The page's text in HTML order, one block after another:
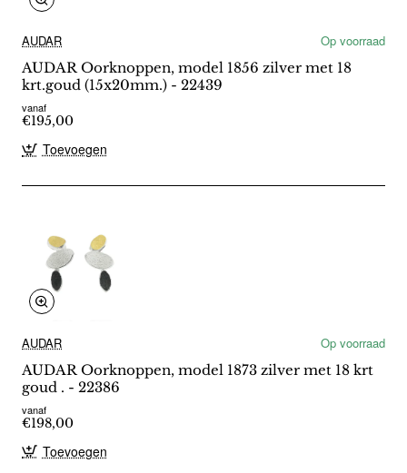
AUDAR
Op voorraad
AUDAR Oorknoppen, model 1856 zilver met 18
krt.goud (15x20mm.) - 22439
vanaf
€195,00
Toevoegen
AUDAR
Op voorraad
AUDAR Oorknoppen, model 1873 zilver met 18 krt
goud . - 22386
vanaf
€198,00
Toevoegen